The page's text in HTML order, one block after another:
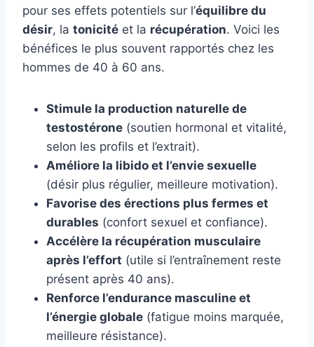
pour ses effets potentiels sur l’équilibre du
désir, la tonicité et la récupération. Voici les
bénéfices le plus souvent rapportés chez les
hommes de 40 à 60 ans.
Stimule la production naturelle de
testostérone (soutien hormonal et vitalité,
selon les profils et l’extrait).
Améliore la libido et l’envie sexuelle
(désir plus régulier, meilleure motivation).
Favorise des érections plus fermes et
durables (confort sexuel et confiance).
Accélère la récupération musculaire
après l’effort (utile si l’entraînement reste
présent après 40 ans).
Renforce l’endurance masculine et
l’énergie globale (fatigue moins marquée,
meilleure résistance).